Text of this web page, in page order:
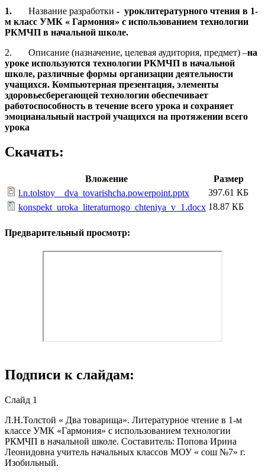
1. Название разработки - уроклитературного чтения в 1-
м класс УМК « Гармония» с использованием технологии
РКМЧП в начальной школе.
2. Описание (назначение, целевая аудитория, предмет) –на
уроке используются технологии РКМЧП в начальной
школе, различные формы организации деятельности
учащихся. Компьютерная презентация, элементы
здоровьесберегающей технологии обеспечивает
работоспособность в течение всего урока и сохраняет
эмоцианальный настрой учащихся на протяжении всего
урока
Скачать:
Вложение
Размер
l.n.tolstoy__dva_tovarishcha.powerpoint.pptx
397.61 КБ
konspekt_uroka_literaturnogo_chteniya_v_1.docx 18.87 КБ
Предварительный просмотр:
Подписи к слайдам:
Слайд 1
Л.Н.Толстой « Два товарища». Литературное чтение в 1-м
классе УМК «Гармония» с использованием технологии
РКМЧП в начальной школе. Составитель: Попова Ирина
Леонидовна учитель начальных классов МОУ « сош №7» г.
Изобильный.